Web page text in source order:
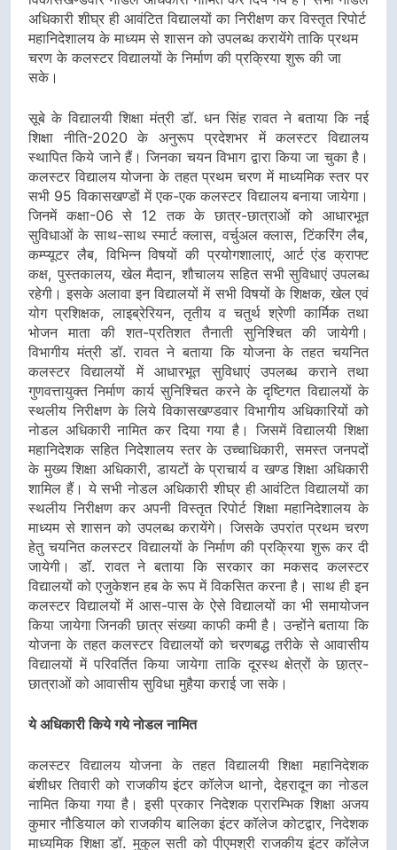
अधिकारी शीघ्र ही आवंटित विद्यालयों का निरीक्षण कर विस्तृत रिपोर्ट
महानिदेशालय के माध्यम से शासन को उपलब्ध करायेंगे ताकि प्रथम
चरण के कलस्टर विद्यालयों के निर्माण की प्रक्रिया शुरू की जा
सके।
सूबे के विद्यालयी शिक्षा मंत्री डॉ. धन सिंह रावत ने बताया कि नई
शिक्षा नीति-2020 के अनुरूप प्रदेशभर में कलस्टर विद्यालय
स्थापित किये जाने हैं। जिनका चयन विभाग द्वारा किया जा चुका है।
कलस्टर विद्यालय योजना के तहत प्रथम चरण में माध्यमिक स्तर पर
सभी 95 विकासखण्डों में एक-एक कलस्टर विद्यालय बनाया जायेगा।
जिनमें कक्षा-06 से 12 तक के छात्र-छात्राओं को आधारभूत
सुविधाओं के साथ-साथ स्मार्ट क्लास, वर्चुअल क्लास, टिंकरिंग लैब,
कम्प्यूटर लैब, विभिन्न विषयों की प्रयोगशालाएं, आर्ट एंड क्राफ्ट
कक्ष, पुस्तकालय, खेल मैदान, शौचालय सहित सभी सुविधाएं उपलब्ध
रहेगी। इसके अलावा इन विद्यालयों में सभी विषयों के शिक्षक, खेल एवं
योग प्रशिक्षक, लाइब्रेरियन, तृतीय व चतुर्थ श्रेणी कार्मिक तथा
भोजन माता की शत-प्रतिशत तैनाती सुनिश्चित की जायेगी।
विभागीय मंत्री डॉ. रावत ने बताया कि योजना के तहत चयनित
कलस्टर विद्यालयों में आधारभूत सुविधाएं उपलब्ध कराने तथा
गुणवत्तायुक्त निर्माण कार्य सुनिश्चित करने के दृष्टिगत विद्यालयों के
स्थलीय निरीक्षण के लिये विकासखण्डवार विभागीय अधिकारियों को
नोडल अधिकारी नामित कर दिया गया है। जिसमें विद्यालयी शिक्षा
महानिदेशक सहित निदेशालय स्तर के उच्चाधिकारी, समस्त जनपदों
के मुख्य शिक्षा अधिकारी, डायटों के प्राचार्य व खण्ड शिक्षा अधिकारी
शामिल हैं। ये सभी नोडल अधिकारी शीघ्र ही आवंटित विद्यालयों का
स्थलीय निरीक्षण कर अपनी विस्तृत रिपोर्ट शिक्षा महानिदेशालय के
माध्यम से शासन को उपलब्ध करायेंगे। जिसके उपरांत प्रथम चरण
हेतु चयनित कलस्टर विद्यालयों के निर्माण की प्रक्रिया शुरू कर दी
जायेगी। डॉ. रावत ने बताया कि सरकार का मकसद कलस्टर
विद्यालयों को एजुकेशन हब के रूप में विकसित करना है। साथ ही इन
कलस्टर विद्यालयों में आस-पास के ऐसे विद्यालयों का भी समायोजन
किया जायेगा जिनकी छात्र संख्या काफी कमी है। उन्होंने बताया कि
योजना के तहत कलस्टर विद्यालयों को चरणबद्ध तरीके से आवासीय
विद्यालयों में परिवर्तित किया जायेगा ताकि दूरस्थ क्षेत्रों के छा़त्र-
छात्राओं को आवासीय सुविधा मुहैया कराई जा सके।
ये अधिकारी किये गये नोडल नामित
कलस्टर विद्यालय योजना के तहत विद्यालयी शिक्षा महानिदेशक
बंशीधर तिवारी को राजकीय इंटर कॉलेज थानो, देहरादून का नोडल
नामित किया गया है। इसी प्रकार निदेशक प्रारम्भिक शिक्षा अजय
कुमार नौडियाल को राजकीय बालिका इंटर कॉलेज कोटद्वार, निदेशक
माध्यमिक शिक्षा डॉ. मुकुल सती को पीएमश्री राजकीय इंटर कॉलेज